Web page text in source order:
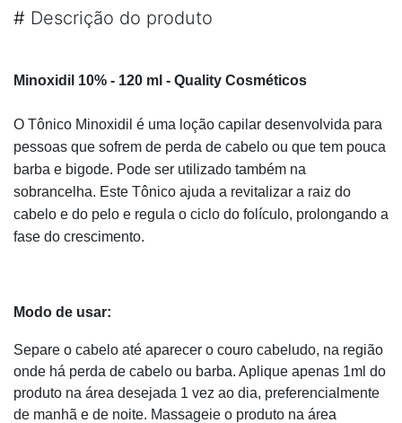
# Descrição do produto
Minoxidil 10% - 120 ml - Quality Cosméticos
O Tônico Minoxidil é uma loção capilar desenvolvida para
pessoas que sofrem de perda de cabelo ou que tem pouca
barba e bigode. Pode ser utilizado também na
sobrancelha. Este Tônico ajuda a revitalizar a raiz do
cabelo e do pelo e regula o ciclo do folículo, prolongando a
fase do crescimento.
Modo de usar:
Separe o cabelo até aparecer o couro cabeludo, na região
onde há perda de cabelo ou barba. Aplique apenas 1ml do
produto na área desejada 1 vez ao dia, preferencialmente
de manhã e de noite. Massageie o produto na área